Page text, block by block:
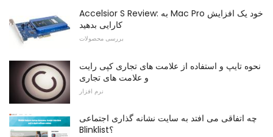
Accelsior S Review: به Mac Pro خود یک افزایش
کارایی بدهید
بررسی محصولات
نحوه تایپ و استفاده از علامت های تجاری کپی رایت
و علامت های تجاری
نرم افزار
چه اتفاقی می افتد به سایت نشانه گذاری اجتماعی
Blinklist؟